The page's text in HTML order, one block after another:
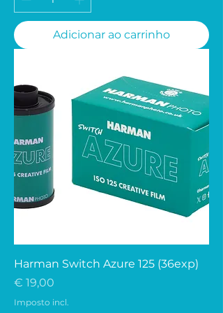
Adicionar ao carrinho
Harman Switch Azure 125 (36exp)
Preço
€ 19,00
Imposto incl.